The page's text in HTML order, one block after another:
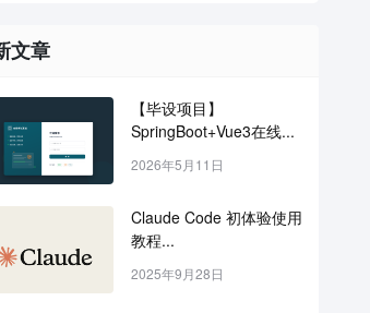
文章
【毕设项目】
SpringBoot+Vue3在线...
2026年5月11日
Claude Code 初体验使用
教程...
2025年9月28日